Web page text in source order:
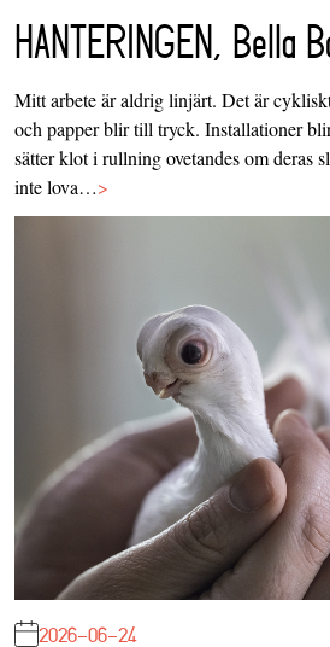
HANTERINGEN, Bella
Mitt arbete är aldrig linjärt. Det är
och papper blir till tryck. Installationer
sätter klot i rullning ovetandes om deras
inte lova…>
2026-06-24